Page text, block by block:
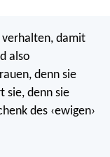
damit
also
denn sie
sie, denn sie
des ‹ewigen›